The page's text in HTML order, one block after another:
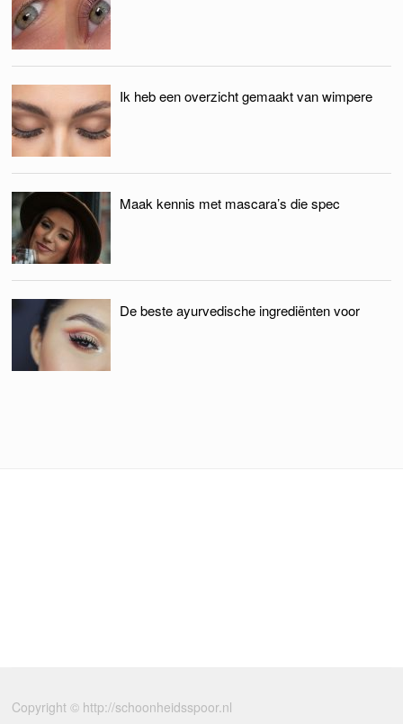
Ik heb een overzicht gemaakt van wimpere
Maak kennis met mascara’s die spec
De beste ayurvedische ingrediënten voor
Copyright © http://schoonheidsspoor.nl